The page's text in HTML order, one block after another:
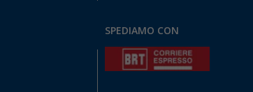
SPEDIAMO CON